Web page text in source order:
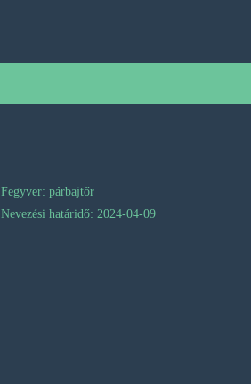
Fegyver: párbajtőr
Nevezési határidő: 2024-04-09